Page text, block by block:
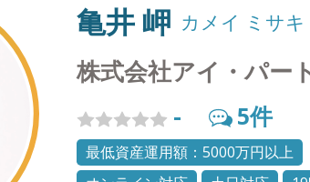
亀井 岬 カメイ ミサキ
株式会社アイ・パー
- 5件
最低資産運用額：5000万円以上